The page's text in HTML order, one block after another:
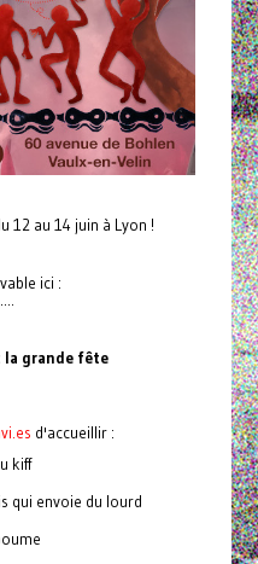
12 au 14 juin à Lyon !
ici :
la grande fête
d'accueillir :
kiff
qui envoie du lourd